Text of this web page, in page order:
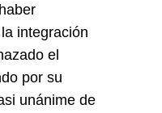
integración
el
por su
unánime de